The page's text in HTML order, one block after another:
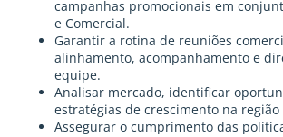
campanhas promocionais em
e Comercial.
Garantir a rotina de reuniões
alinhamento, acompanhamento e
equipe.
Analisar mercado, identificar
estratégias de crescimento na região
Assegurar o cumprimento das